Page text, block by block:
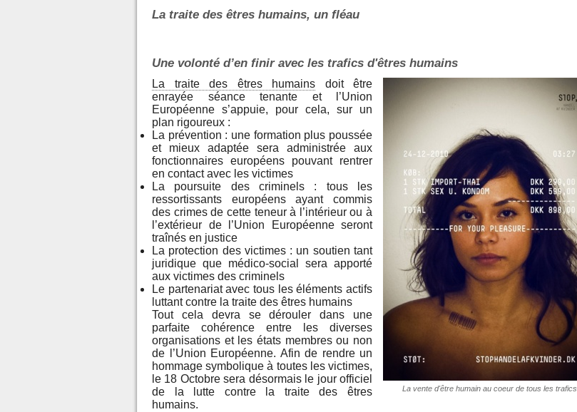
La traite des êtres humains, un fléau
Une volonté d’en finir avec les trafics d'êtres humains
La vente d'être humain au coeur de tous les trafics
La traite des êtres humains doit être
enrayée séance tenante et l’Union
Européenne s’appuie, pour cela, sur un
plan rigoureux :
La prévention : une formation plus poussée
et mieux adaptée sera administrée aux
fonctionnaires européens pouvant rentrer
en contact avec les victimes
La poursuite des criminels : tous les
ressortissants européens ayant commis
des crimes de cette teneur à l’intérieur ou à
l’extérieur de l’Union Européenne seront
traînés en justice
La protection des victimes : un soutien tant
juridique que médico-social sera apporté
aux victimes des criminels
Le partenariat avec tous les éléments actifs
luttant contre la traite des êtres humains
Tout cela devra se dérouler dans une
parfaite cohérence entre les diverses
organisations et les états membres ou non
de l’Union Européenne. Afin de rendre un
hommage symbolique à toutes les victimes,
le 18 Octobre sera désormais le jour officiel
de la lutte contre la traite des êtres
humains.